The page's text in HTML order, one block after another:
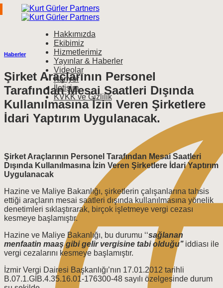
İçeriğe
Hakkımızda
Ekibimiz
Hizmetlerimiz
Yayınlar & Haberler
Videolar
Kariyer
İletişim
KVKK ve Gizlilik
Haberler
Şirket Araçlarının Personel
Tarafından Mesai Saatleri Dışında
Kullanılmasına İzin Veren Şirketlere
İdari Yaptırım Uygulanacak.
Şirket Araçlarının Personel Tarafından Mesai Saatleri
Dışında Kullanılmasına İzin Veren Şirketlere İdari Yaptırım
Uygulanacak
Hazine ve Maliye Bakanlığı, şirketlerin çalışanlarına tahsis
ettiği araçların mesai saatleri dışında kullanılmasına yönelik
denetimleri sıklaştırarak, birçok işletmeye vergi cezası
kesmeye başlamıştır.
Hazine ve Maliye Bakanlığı, bu durumu ‘‘sağlanan
menfaatin maaş gibi gelir vergisine tabi olduğu’’iddiası ile
vergi cezalarını kesmeye başlamıştır.
İzmir Vergi Dairesi Başkanlığı’nın 17.01.2012 tarihli
B.07.1.GİB.4.35.16.01-176300-48 sayılı özelgesinde durum